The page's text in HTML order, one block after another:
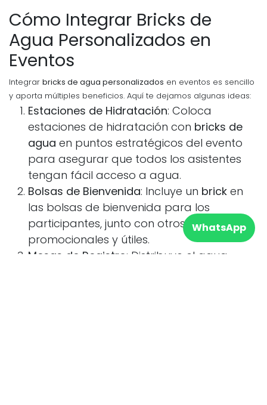
Cómo Integrar Bricks de
Agua Personalizados en
Eventos
Integrar bricks de agua personalizados en eventos es sencillo
y aporta múltiples beneficios. Aquí te dejamos algunas ideas:
Estaciones de Hidratación: Coloca
estaciones de hidratación con bricks de
agua en puntos estratégicos del evento
para asegurar que todos los asistentes
tengan fácil acceso a agua.
Bolsas de Bienvenida: Incluye un brick en
las bolsas de bienvenida para los
participantes, junto con otros materiales
promocionales y útiles.
Mesas de Registro: Distribuye el agua
WhatsApp